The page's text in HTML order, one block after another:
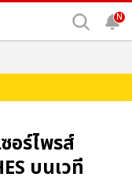
N
อร์ไพรส์
บนเวที